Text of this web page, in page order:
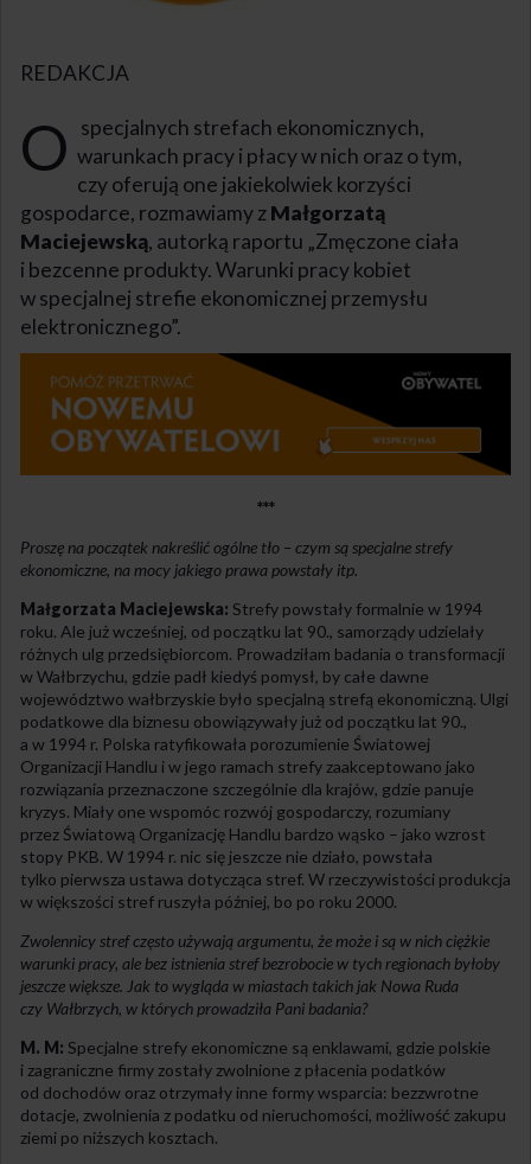
REDAKCJA
O
specjalnych strefach ekonomicznych,
warunkach pracy i płacy w nich oraz o tym,
czy oferują one jakiekolwiek korzyści
gospodarce, rozmawiamy zMałgorzatą
Maciejewską, autorką raportu „Zmęczone ciała
i bezcenne produkty. Warunki pracy kobiet
w specjalnej strefie ekonomicznej przemysłu
elektronicznego”.
***
Proszę na początek nakreślić ogólne tło – czym są specjalne strefy
ekonomiczne, na mocy jakiego prawa powstały itp.
Małgorzata Maciejewska: Strefy powstały formalnie w 1994
roku. Ale już wcześniej, od początku lat 90., samorządy udzielały
różnych ulg przedsiębiorcom. Prowadziłam badania o transformacji
w Wałbrzychu, gdzie padł kiedyś pomysł, by całe dawne
województwo wałbrzyskie było specjalną strefą ekonomiczną. Ulgi
podatkowe dla biznesu obowiązywały już od początku lat 90.,
a w 1994 r. Polska ratyfikowała porozumienie Światowej
Organizacji Handlu i w jego ramach strefy zaakceptowano jako
rozwiązania przeznaczone szczególnie dla krajów, gdzie panuje
kryzys. Miały one wspomóc rozwój gospodarczy, rozumiany
przez Światową Organizację Handlu bardzo wąsko – jako wzrost
stopy PKB. W 1994 r. nic się jeszcze nie działo, powstała
tylko pierwsza ustawa dotycząca stref. W rzeczywistości produkcja
w większości stref ruszyła później, bo po roku 2000.
Zwolennicy stref często używają argumentu, że może i są w nich ciężkie
warunki pracy, ale bez istnienia stref bezrobocie w tych regionach byłoby
jeszcze większe. Jak to wygląda w miastach takich jak Nowa Ruda
czy Wałbrzych, w których prowadziła Pani badania?
M. M: Specjalne strefy ekonomiczne są enklawami, gdzie polskie
i zagraniczne firmy zostały zwolnione z płacenia podatków
od dochodów oraz otrzymały inne formy wsparcia: bezzwrotne
dotacje, zwolnienia z podatku od nieruchomości, możliwość zakupu
ziemi po niższych kosztach.